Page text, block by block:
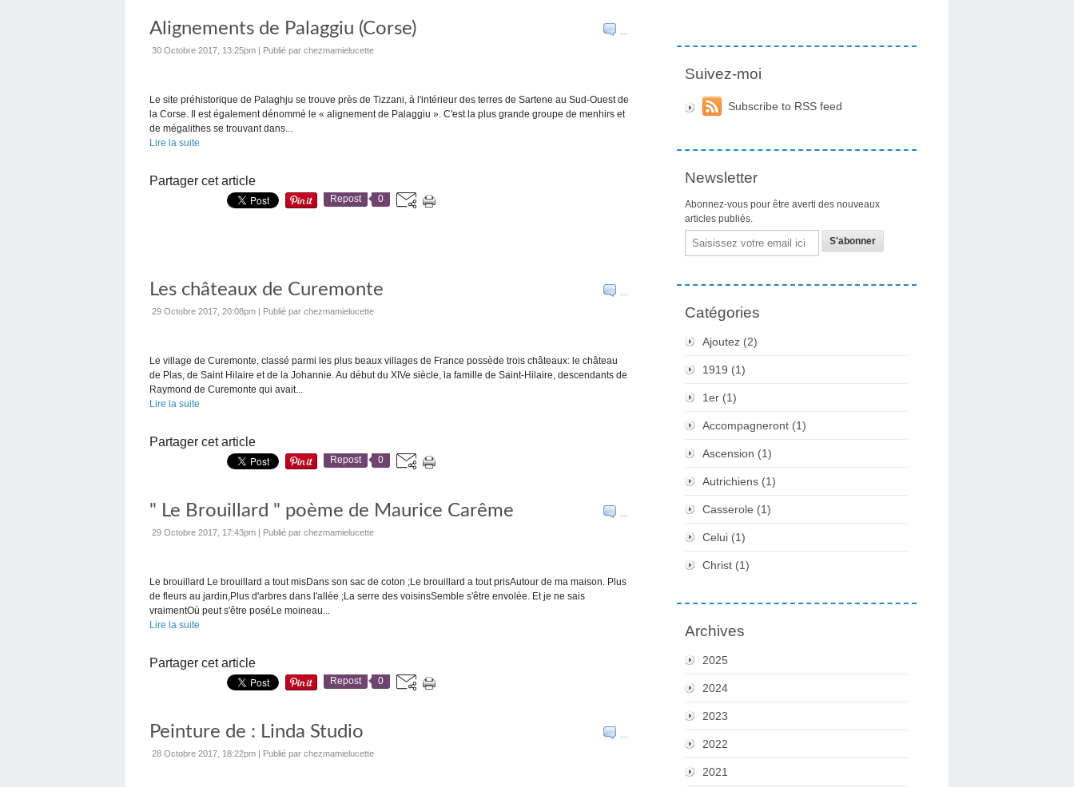
…
Alignements de Palaggiu (Corse)
30 Octobre 2017, 13:25pm | Publié par chezmamielucette
Le site préhistorique de Palaghju se trouve près de Tizzani, à l'intérieur des terres de Sartene au Sud-Ouest de
la Corse. Il est également dénommé le « alignement de Palaggiu ». C'est la plus grande groupe de menhirs et
de mégalithes se trouvant dans...
Lire la suite
Partager cet article
Repost 0
…
Les châteaux de Curemonte
29 Octobre 2017, 20:08pm | Publié par chezmamielucette
Le village de Curemonte, classé parmi les plus beaux villages de France possède trois châteaux: le château
de Plas, de Saint Hilaire et de la Johannie. Au début du XIVe siècle, la famille de Saint-Hilaire, descendants de
Raymond de Curemonte qui avait...
Lire la suite
Partager cet article
Repost 0
…
" Le Brouillard " poème de Maurice Carême
29 Octobre 2017, 17:43pm | Publié par chezmamielucette
Le brouillard Le brouillard a tout misDans son sac de coton ;Le brouillard a tout prisAutour de ma maison. Plus
de fleurs au jardin,Plus d'arbres dans l'allée ;La serre des voisinsSemble s'être envolée. Et je ne sais
vraimentOù peut s'être poséLe moineau...
Lire la suite
Partager cet article
Repost 0
…
Peinture de : Linda Studio
28 Octobre 2017, 18:22pm | Publié par chezmamielucette
Suivez-moi
Subscribe to RSS feed
Newsletter
Abonnez-vous pour être averti des nouveaux
articles publiés.
Email
Catégories
Ajoutez (2)
1919 (1)
1er (1)
Accompagneront (1)
Ascension (1)
Autrichiens (1)
Casserole (1)
Celui (1)
Christ (1)
Archives
2025
2024
2023
2022
2021